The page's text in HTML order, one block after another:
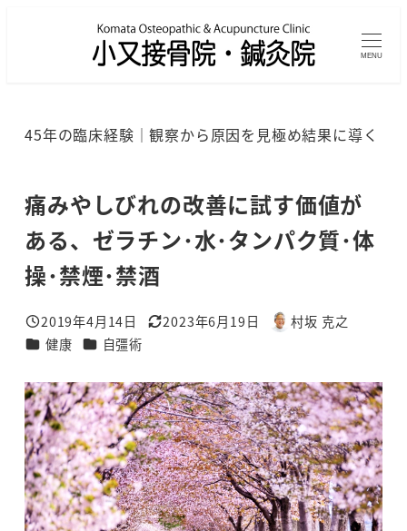
MENU
45年の臨床経験｜観察から原因を見極め結果に導く
痛みやしびれの改善に試す価値が
ある、ゼラチン･水･タンパク質･体
操･禁煙･禁酒
投稿日
2019年4月14日
更新日
2023年6月19日
著
村坂 克之
カテゴリー
健康 カテゴリー
自彊術